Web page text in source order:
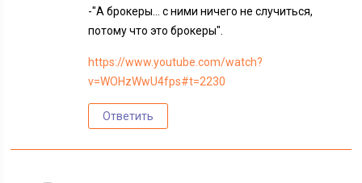
-"А брокеры… с ними ничего не случиться,
потому что это брокеры".
https://www.youtube.com/watch?
v=WOHzWwU4fps#t=2230
Ответить